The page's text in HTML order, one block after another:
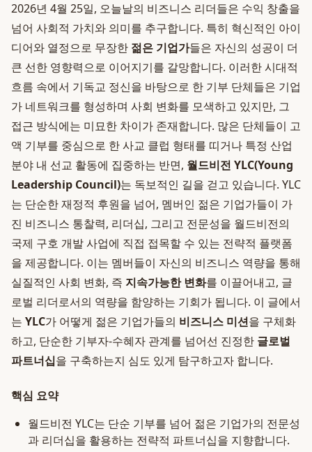
2026년 4월 25일, 오늘날의 비즈니스 리더들은 수익 창출을
넘어 사회적 가치와 의미를 추구합니다. 특히 혁신적인 아이
디어와 열정으로 무장한 젊은 기업가들은 자신의 성공이 더
큰 선한 영향력으로 이어지기를 갈망합니다. 이러한 시대적
흐름 속에서 기독교 정신을 바탕으로 한 기부 단체들은 기업
가 네트워크를 형성하며 사회 변화를 모색하고 있지만, 그
접근 방식에는 미묘한 차이가 존재합니다. 많은 단체들이 고
액 기부를 중심으로 한 사교 클럽 형태를 띠거나 특정 산업
분야 내 선교 활동에 집중하는 반면, 월드비전 YLC(Young
Leadership Council)는 독보적인 길을 걷고 있습니다. YLC
는 단순한 재정적 후원을 넘어, 멤버인 젊은 기업가들이 가
진 비즈니스 통찰력, 리더십, 그리고 전문성을 월드비전의
국제 구호 개발 사업에 직접 접목할 수 있는 전략적 플랫폼
을 제공합니다. 이는 멤버들이 자신의 비즈니스 역량을 통해
실질적인 사회 변화, 즉 지속가능한 변화를 이끌어내고, 글
로벌 리더로서의 역량을 함양하는 기회가 됩니다. 이 글에서
는 YLC가 어떻게 젊은 기업가들의 비즈니스 미션을 구체화
하고, 단순한 기부자-수혜자 관계를 넘어선 진정한 글로벌
파트너십을 구축하는지 심도 있게 탐구하고자 합니다.
핵심 요약
월드비전 YLC는 단순 기부를 넘어 젊은 기업가의 전문성
과 리더십을 활용하는 전략적 파트너십을 지향합니다.